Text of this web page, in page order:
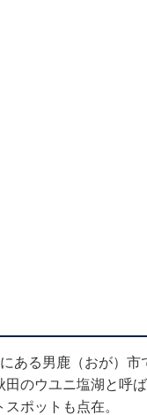
ある男鹿（おが）
のウユニ塩湖と呼
ポットも点在。